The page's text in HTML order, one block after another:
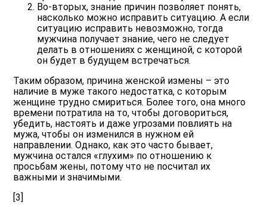
Во-вторых, знание причин позволяет понять,
насколько можно исправить ситуацию. А если
ситуацию исправить невозможно, тогда
мужчина получает знание, чего не следует
делать в отношениях с женщиной, с которой
он будет в будущем встречаться.
Таким образом, причина женской измены – это
наличие в муже такого недостатка, с которым
женщине трудно смириться. Более того, она много
времени потратила на то, чтобы договориться,
убедить, настоять и даже угрозами повлиять на
мужа, чтобы он изменился в нужном ей
направлении. Однако, как это часто бывает,
мужчина остался «глухим» по отношению к
просьбам жены, потому что не посчитал их
важными и значимыми.
[3]